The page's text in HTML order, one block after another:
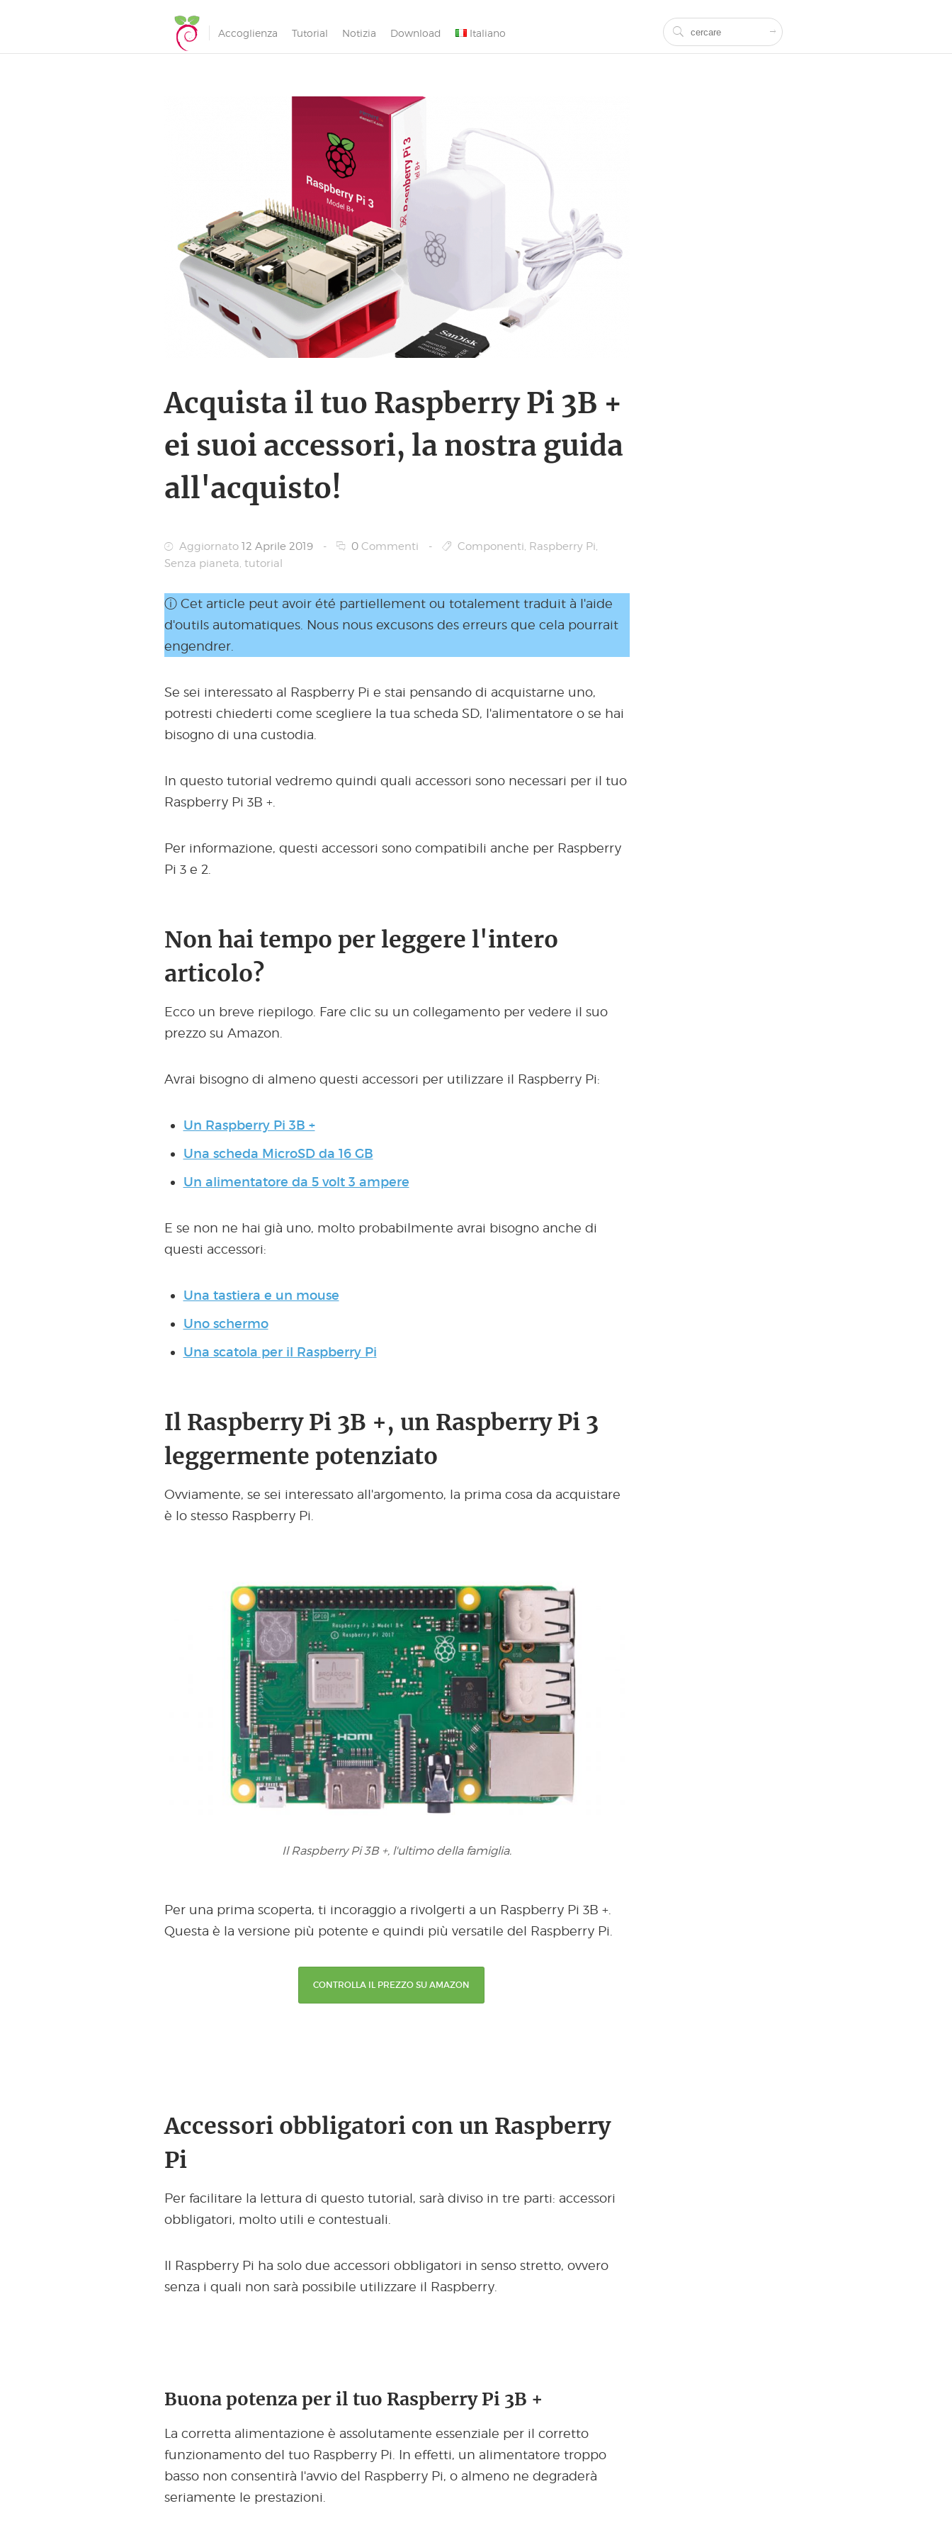
Accoglienza Tutorial Notizia Download Italiano
Acquista il tuo Raspberry Pi 3B +
ei suoi accessori, la nostra guida
all'acquisto!
Aggiornato 12 Aprile 2019 - 0Commenti - Componenti, Raspberry Pi,
Senza pianeta, tutorial
ⓘ Cet article peut avoir été partiellement ou totalement traduit à l'aide
d'outils automatiques. Nous nous excusons des erreurs que cela pourrait
engendrer.
Se sei interessato al Raspberry Pi e stai pensando di acquistarne uno,
potresti chiederti come scegliere la tua scheda SD, l'alimentatore o se hai
bisogno di una custodia.
In questo tutorial vedremo quindi quali accessori sono necessari per il tuo
Raspberry Pi 3B +.
Per informazione, questi accessori sono compatibili anche per Raspberry
Pi 3 e 2.
Non hai tempo per leggere l'intero
articolo?
Ecco un breve riepilogo. Fare clic su un collegamento per vedere il suo
prezzo su Amazon.
Avrai bisogno di almeno questi accessori per utilizzare il Raspberry Pi:
Un Raspberry Pi 3B +
Una scheda MicroSD da 16 GB
Un alimentatore da 5 volt 3 ampere
E se non ne hai già uno, molto probabilmente avrai bisogno anche di
questi accessori:
Una tastiera e un mouse
Uno schermo
Una scatola per il Raspberry Pi
Il Raspberry Pi 3B +, un Raspberry Pi 3
leggermente potenziato
Ovviamente, se sei interessato all'argomento, la prima cosa da acquistare
è lo stesso Raspberry Pi.
Il Raspberry Pi 3B +, l'ultimo della famiglia.
Per una prima scoperta, ti incoraggio a rivolgerti a un Raspberry Pi 3B +.
Questa è la versione più potente e quindi più versatile del Raspberry Pi.
CONTROLLA IL PREZZO SU AMAZON
Accessori obbligatori con un Raspberry
Pi
Per facilitare la lettura di questo tutorial, sarà diviso in tre parti: accessori
obbligatori, molto utili e contestuali.
Il Raspberry Pi ha solo due accessori obbligatori in senso stretto, ovvero
senza i quali non sarà possibile utilizzare il Raspberry.
Buona potenza per il tuo Raspberry Pi 3B +
La corretta alimentazione è assolutamente essenziale per il corretto
funzionamento del tuo Raspberry Pi. In effetti, un alimentatore troppo
basso non consentirà l'avvio del Raspberry Pi, o almeno ne degraderà
seriamente le prestazioni.